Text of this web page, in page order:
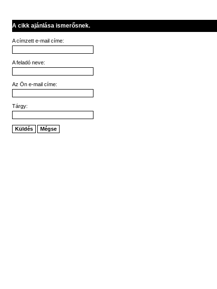
A cikk ajánlása ismerősnek.
A címzett e-mail címe:
A feladó neve:
Az Ön e-mail címe:
Tárgy:
Küldés Mégse